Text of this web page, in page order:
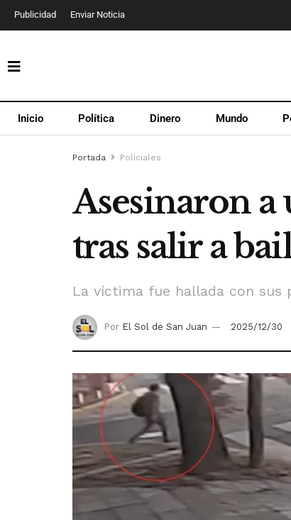
Publicidad Enviar Noticia
Inicio Política Dinero Mundo
Portada Policiales
Asesinaron a
tras salir a
La víctima fue hallada con sus
Por El Sol de San Juan 2025/12/30